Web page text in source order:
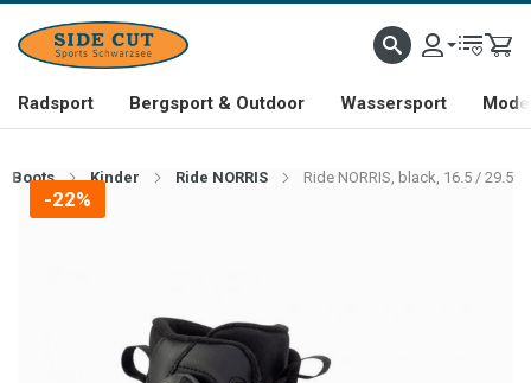
Radsport Bergsport & Outdoor Wassersport
Boots Kinder Ride NORRIS Ride NORRIS, black, 16.5 / 29.5
-22%